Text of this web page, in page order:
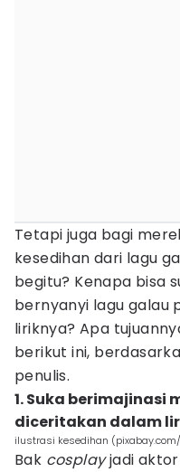
Tetapi juga bagi
kesedihan dari lagu
begitu? Kenapa bisa
bernyanyi lagu galau
liriknya? Apa
berikut ini,
penulis.
1. Suka berimajinasi
diceritakan dalam
ilustrasi kesedihan
Bak cosplayjadi